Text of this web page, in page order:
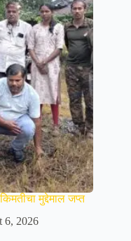
मुद्देमाल जप्त
6, 2026